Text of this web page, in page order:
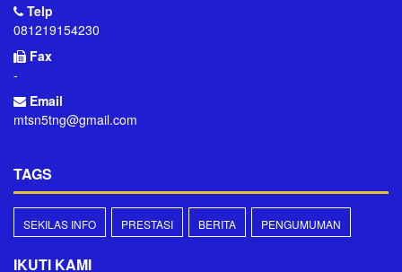
Telp
081219154230
Fax
-
Email
mtsn5tng@gmail.com
TAGS
SEKILAS INFO PRESTASI BERITA PENGUMUMAN
IKUTI KAMI